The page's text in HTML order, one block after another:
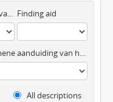
Digitaal object available Finding aid
Algemene aanduiding van het materiaal
All descriptions